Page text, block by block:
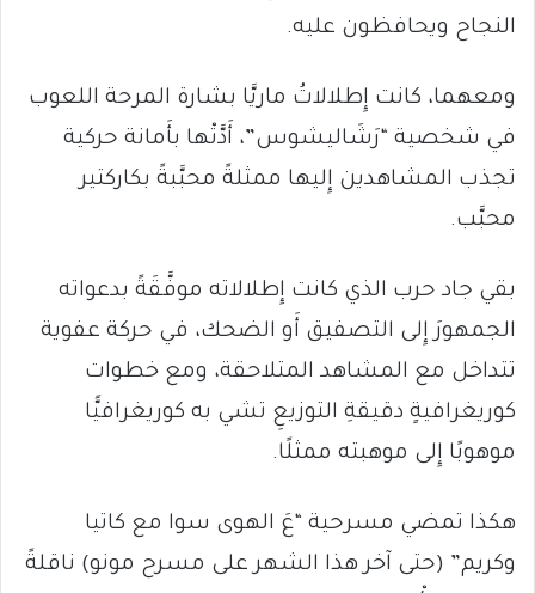
النجاح ويحافظون عليه.
ومعهما، كانت إِطلالاتُ ماريَّا بشارة المرحة اللعوب
في شخصية “رَشَاليشوس”، أَدَّتْها بأَمانة حركية
تجذب المشاهدين إِليها ممثلةً محبَّبةً بكاركتير
محبَّب.
بقي جاد حرب الذي كانت إِطلالاته موفَّقَةً بدعواته
الجمهورَ إِلى التصفيق أَو الضحك، في حركة عفوية
تتداخل مع المشاهد المتلاحقة، ومع خطوات
كوريغرافيةٍ دقيقةِ التوزيعِ تشي به كوريغرافيًّا
موهوبًا إِلى موهبته ممثلًا.
هكذا تمضي مسرحية “عَ الهوى سوا مع كاتيا
وكريم” (حتى آخر هذا الشهر على مسرح مونو) ناقلةً